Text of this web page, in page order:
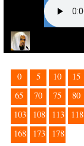
0 5 10 15
65
70 75 80
103
108 113 118
168
173 178